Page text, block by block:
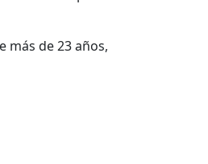
más de 23 años,